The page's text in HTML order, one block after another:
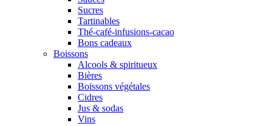
Sucres
Tartinables
Thé-café-infusions-cacao
Bons cadeaux
Boissons
Alcools & spiritueux
Bières
Boissons végétales
Cidres
Jus & sodas
Vins